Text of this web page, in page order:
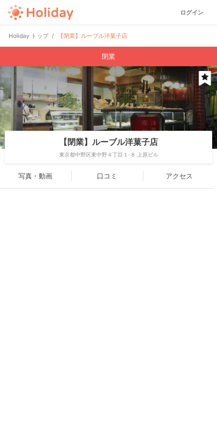
ログイン
Holiday トップ 【閉業】ルーブル洋菓子店
閉業
【閉業】ルーブル洋菓子店
東京都中野区東中野４丁目１-８ 上原ビル
写真・動画 口コミ アクセス